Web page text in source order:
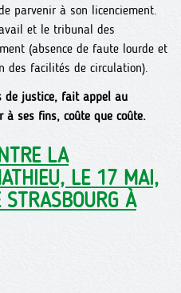
parvenir à son licenciement.
et le tribunal des
(absence de faute lourde et
des facilités de circulation).
de justice, fait appel au
ses fins, coûte que coûte.
LA
LE 17 MAI,
À